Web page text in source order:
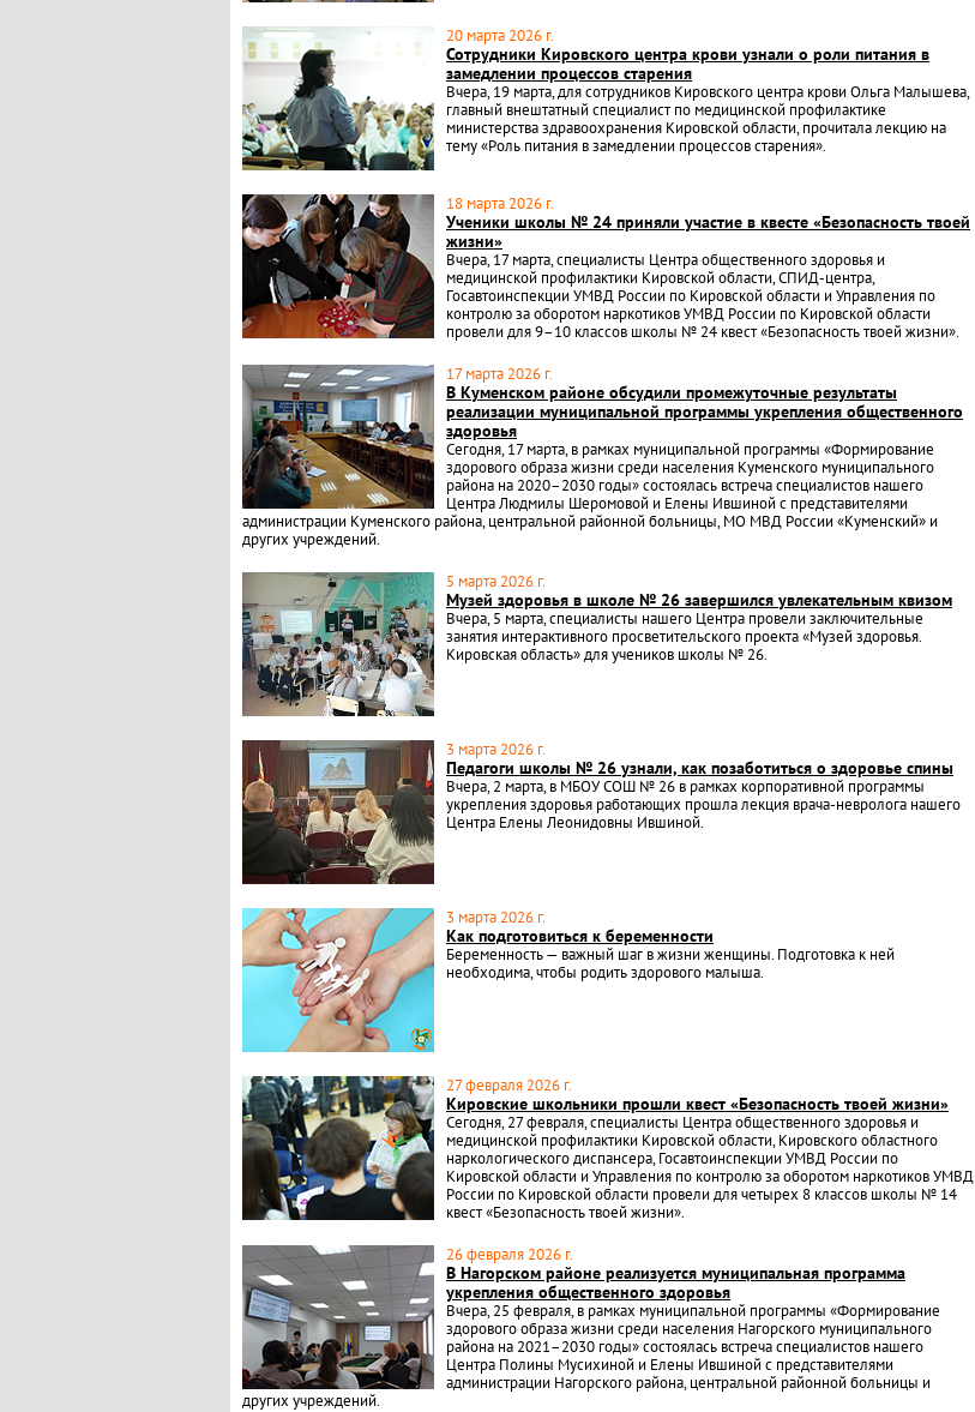
20 марта 2026 г.
Сотрудники Кировского центра крови узнали о роли питания в
замедлении процессов старения
Вчера, 19 марта, для сотрудников Кировского центра крови Ольга Малышева,
главный внештатный специалист по медицинской профилактике
министерства здравоохранения Кировской области, прочитала лекцию на
тему «Роль питания в замедлении процессов старения».
18 марта 2026 г.
Ученики школы № 24 приняли участие в квесте «Безопасность твоей
жизни»
Вчера, 17 марта, специалисты Центра общественного здоровья и
медицинской профилактики Кировской области, СПИД-центра,
Госавтоинспекции УМВД России по Кировской области и Управления по
контролю за оборотом наркотиков УМВД России по Кировской области
провели для 9–10 классов школы № 24 квест «Безопасность твоей жизни».
17 марта 2026 г.
В Куменском районе обсудили промежуточные результаты
реализации муниципальной программы укрепления общественного
здоровья
Сегодня, 17 марта, в рамках муниципальной программы «Формирование
здорового образа жизни среди населения Куменского муниципального
района на 2020–2030 годы» состоялась встреча специалистов нашего
Центра Людмилы Шеромовой и Елены Ившиной с представителями
администрации Куменского района, центральной районной больницы, МО МВД России «Куменский» и
других учреждений.
5 марта 2026 г.
Музей здоровья в школе № 26 завершился увлекательным квизом
Вчера, 5 марта, специалисты нашего Центра провели заключительные
занятия интерактивного просветительского проекта «Музей здоровья.
Кировская область» для учеников школы № 26.
3 марта 2026 г.
Педагоги школы № 26 узнали, как позаботиться о здоровье спины
Вчера, 2 марта, в МБОУ СОШ № 26 в рамках корпоративной программы
укрепления здоровья работающих прошла лекция врача-невролога нашего
Центра Елены Леонидовны Ившиной.
3 марта 2026 г.
Как подготовиться к беременности
Беременность — важный шаг в жизни женщины. Подготовка к ней
необходима, чтобы родить здорового малыша.
27 февраля 2026 г.
Кировские школьники прошли квест «Безопасность твоей жизни»
Сегодня, 27 февраля, специалисты Центра общественного здоровья и
медицинской профилактики Кировской области, Кировского областного
наркологического диспансера, Госавтоинспекции УМВД России по
Кировской области и Управления по контролю за оборотом наркотиков УМВД
России по Кировской области провели для четырех 8 классов школы № 14
квест «Безопасность твоей жизни».
26 февраля 2026 г.
В Нагорском районе реализуется муниципальная программа
укрепления общественного здоровья
Вчера, 25 февраля, в рамках муниципальной программы «Формирование
здорового образа жизни среди населения Нагорского муниципального
района на 2021–2030 годы» состоялась встреча специалистов нашего
Центра Полины Мусихиной и Елены Ившиной с представителями
администрации Нагорского района, центральной районной больницы и
других учреждений.